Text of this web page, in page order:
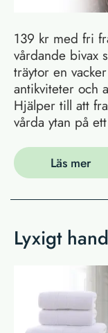
139 kr med fri
vårdande bivax
träytor en
antikviteter och
Hjälper till att
vårda ytan på
Läs mer
Lyxigt